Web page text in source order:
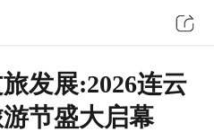
发展:2026连云
节盛大启幕